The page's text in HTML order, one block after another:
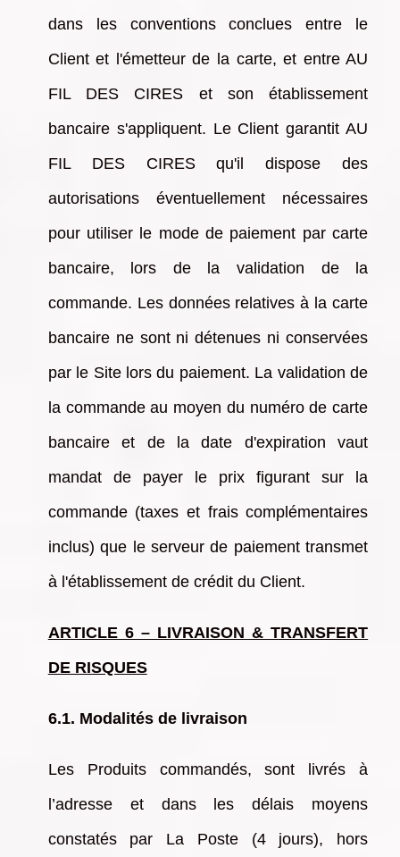
dans les conventions conclues entre le
Client et l'émetteur de la carte, et entre AU
FIL DES CIRES et son établissement
bancaire s'appliquent. Le Client garantit AU
FIL DES CIRES qu'il dispose des
autorisations éventuellement nécessaires
pour utiliser le mode de paiement par carte
bancaire, lors de la validation de la
commande. Les données relatives à la carte
bancaire ne sont ni détenues ni conservées
par le Site lors du paiement. La validation de
la commande au moyen du numéro de carte
bancaire et de la date d'expiration vaut
mandat de payer le prix figurant sur la
commande (taxes et frais complémentaires
inclus) que le serveur de paiement transmet
à l'établissement de crédit du Client.
ARTICLE 6 – LIVRAISON & TRANSFERT
DE RISQUES
6.1. Modalités de livraison
Les Produits commandés, sont livrés à
l’adresse et dans les délais moyens
constatés par La Poste (4 jours), hors